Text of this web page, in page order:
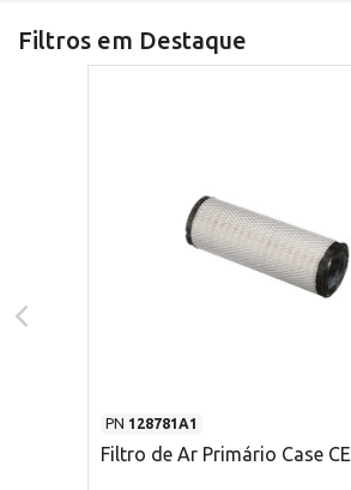
Filtros em Destaque
PN 128781A1
Filtro de Ar Primário Case CE